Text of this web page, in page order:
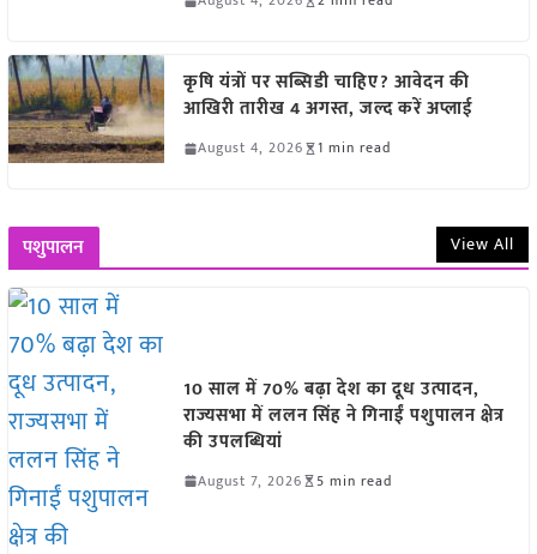
कृषि यंत्रों पर सब्सिडी चाहिए? आवेदन की
आखिरी तारीख 4 अगस्त, जल्द करें अप्लाई
August 4, 2026 1 min read
पशुपालन View All
10 साल में 70% बढ़ा देश का दूध उत्पादन,
राज्यसभा में ललन सिंह ने गिनाईं पशुपालन क्षेत्र
की उपलब्धियां
August 7, 2026 5 min read